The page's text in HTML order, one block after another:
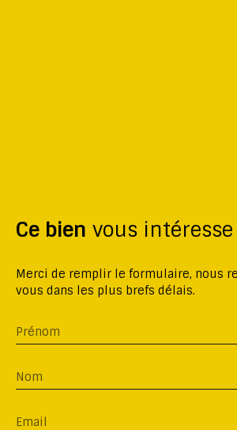
Ce bien vous intéresse
Merci de remplir le formulaire, nous
vous dans les plus brefs délais.
Prénom
Nom
Email